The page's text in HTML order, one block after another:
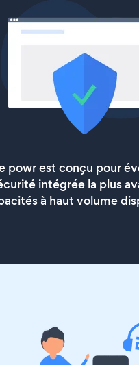
powr est conçu pour
intégrée la plus
à haut volume